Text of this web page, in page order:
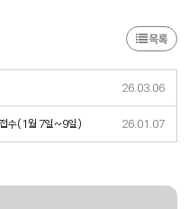
목록
26.03.06
수(1월 7일~9일) 26.01.07